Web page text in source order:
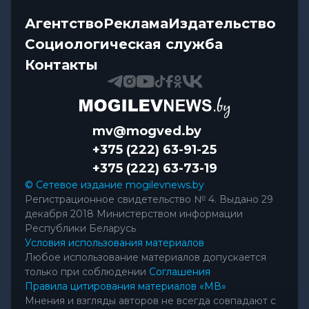
АгентствоРекламаИздательство
Социологическая служба
Контакты
mv@mogved.by
+375 (222) 63-91-25
+375 (222) 63-73-19
© Сетевое издание mogilevnews.by
Регистрационное свидетельство № 4. Выдано 29
декабря 2018 Министерством информации
Республики Беларусь
Условия использования материалов
Любое использование материалов допускается
только при соблюдении Соглашения
Правила цитирования материалов «МВ»
Мнения и взгляды авторов не всегда совпадают с